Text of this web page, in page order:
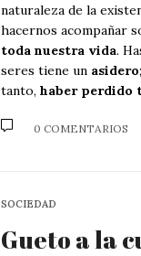
naturaleza de la
hacernos acompañar
toda nuestra vida.
seres tiene un asidero
tanto, haber perdido
0 COMENTARIOS
SOCIEDAD
Gueto a la